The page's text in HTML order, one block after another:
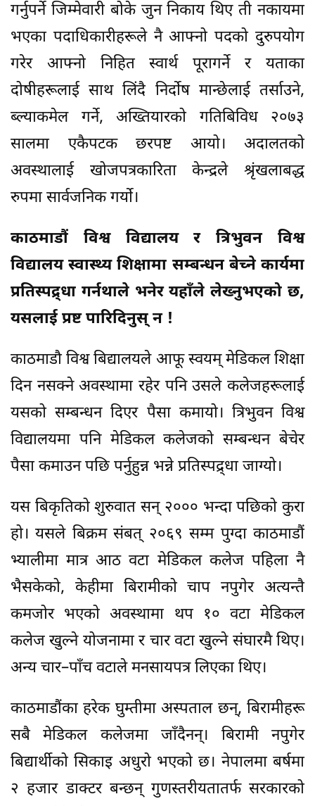
गर्नुपर्ने जिम्मेवारी बोके जुन निकाय थिए ती नकायमा
भएका पदाधिकारीहरूले नै आफ्नो पदको दुरुपयोग
गरेर आफ्नो निहित स्वार्थ पूरागर्ने र यताका
दोषीहरूलाई साथ लिंदै निर्दोष मान्छेलाई तर्साउने,
ब्ल्याकमेल गर्ने, अख्तियारको गतिबिविध २०७३
सालमा एकैपटक छरपष्ट आयो। अदालतको
अवस्थालाई खोजपत्रकारिता केन्द्रले श्रृंखलाबद्ध
रुपमा सार्वजनिक गर्यो।
काठमाडौं विश्व विद्यालय र त्रिभुवन विश्व
विद्यालय स्वास्थ्य शिक्षामा सम्बन्धन बेच्ने कार्यमा
प्रतिस्पद्र्धा गर्नथाले भनेर यहाँले लेख्नुभएको छ,
यसलाई प्रष्ट पारिदिनुस् न !
काठमाडौ विश्व बिद्यालयले आफू स्वयम् मेडिकल शिक्षा
दिन नसक्ने अवस्थामा रहेर पनि उसले कलेजहरूलाई
यसको सम्बन्धन दिएर पैसा कमायो। त्रिभुवन विश्व
विद्यालयमा पनि मेडिकल कलेजको सम्बन्धन बेचेर
पैसा कमाउन पछि पर्नुहुन्न भन्ने प्रतिस्पद्र्धा जाग्यो।
यस बिकृतिको शुरुवात सन् २००० भन्दा पछिको कुरा
हो। यसले बिक्रम संबत् २०६९ सम्म पुग्दा काठमाडौं
भ्यालीमा मात्र आठ वटा मेडिकल कलेज पहिला नै
भैसकेको, केहीमा बिरामीको चाप नपुगेर अत्यन्तै
कमजोर भएको अवस्थामा थप १० वटा मेडिकल
कलेज खुल्ने योजनामा र चार वटा खुल्ने संघारमै थिए।
अन्य चार–पाँच वटाले मनसायपत्र लिएका थिए।
काठमाडौंका हरेक घुम्तीमा अस्पताल छन्, बिरामीहरू
सबै मेडिकल कलेजमा जाँदैनन्। बिरामी नपुगेर
बिद्यार्थीको सिकाइ अधुरो भएको छ। नेपालमा बर्षमा
२ हजार डाक्टर बन्छन् गुणस्तरीयतातर्फ सरकारको